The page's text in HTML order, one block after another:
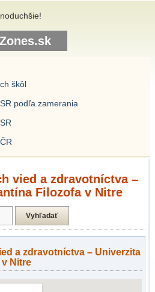
škôl
podľa zamerania
vied a zdravotníctva –
Filozofa v Nitre
a zdravotníctva – Univerzita
Nitre